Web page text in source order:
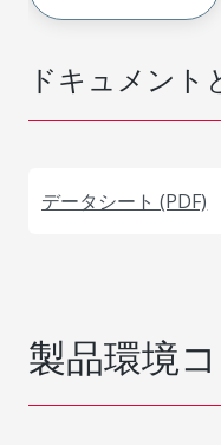
ドキュメント
データシート (PDF)
製品環境